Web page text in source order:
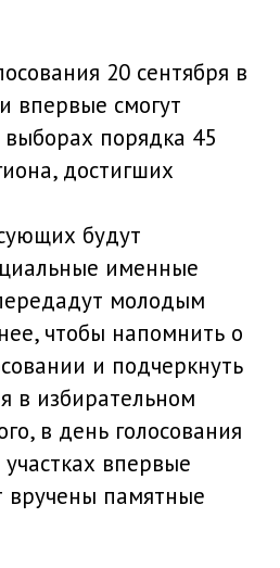
20 сентября в
впервые смогут
выборах порядка 45
достигших
будут
именные
молодым
чтобы напомнить о
и подчеркнуть
в избирательном
в день голосования
впервые
вручены памятные